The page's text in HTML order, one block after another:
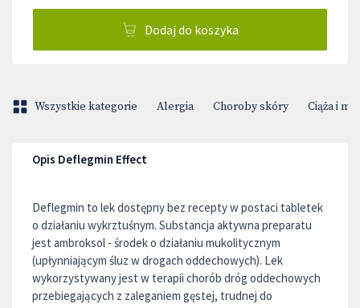
Dodaj do koszyka
Wszystkie kategorie Alergia Choroby skóry Ciąża i
Opis Deflegmin Effect
Deflegmin to lek dostępny bez recepty w postaci tabletek
o działaniu wykrztuśnym. Substancja aktywna preparatu
jest ambroksol - środek o działaniu mukolitycznym
(upłynniającym śluz w drogach oddechowych). Lek
wykorzystywany jest w terapii chorób dróg oddechowych
przebiegających z zaleganiem gęstej, trudnej do